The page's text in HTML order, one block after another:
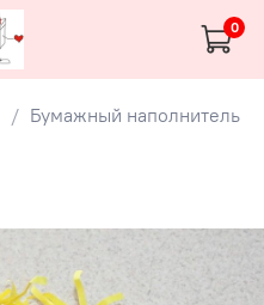
0
Бумажный наполнитель